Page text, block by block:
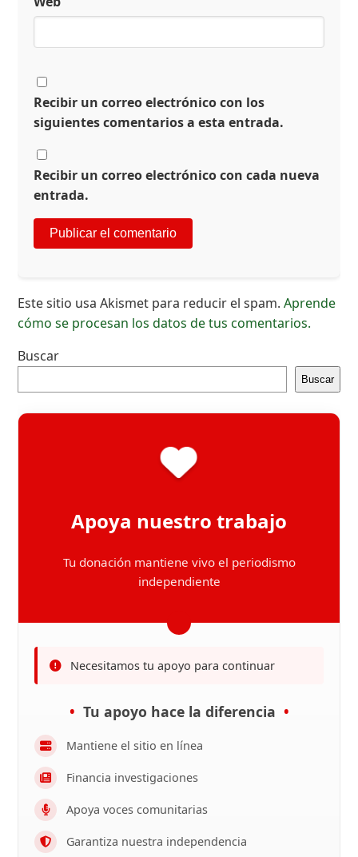
Recibir un correo electrónico con los
siguientes comentarios a esta entrada.
Recibir un correo electrónico con cada nueva
entrada.
Este sitio usa Akismet para reducir el spam.Aprende
cómo se procesan los datos de tus comentarios.
Buscar
Buscar
Apoya nuestro trabajo
Tu donación mantiene vivo el periodismo
independiente
Necesitamos tu apoyo para continuar
Tu apoyo hace la diferencia
Mantiene el sitio en línea
Financia investigaciones
Apoya voces comunitarias
Garantiza nuestra independencia